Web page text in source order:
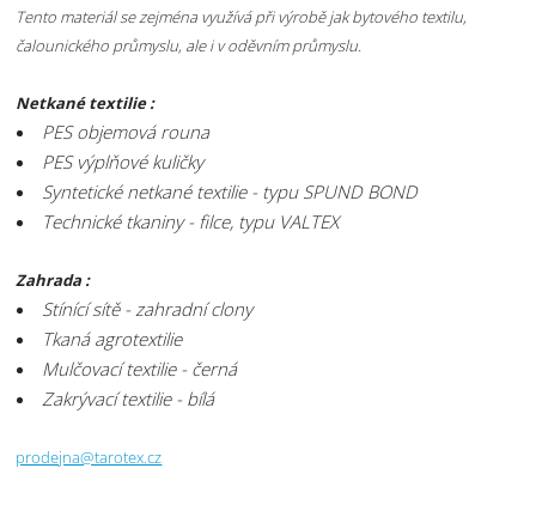
Tento materiál se zejména využívá při výrobě jak bytového textilu,
čalounického průmyslu, ale i v oděvním průmyslu.
Netkané textilie :
PES objemová rouna
PES výplňové kuličky
Syntetické netkané textilie - typu SPUND BOND
Technické tkaniny - filce, typu VALTEX
Zahrada :
Stínící sítě - zahradní clony
Tkaná agrotextilie
Mulčovací textilie - černá
Zakrývací textilie - bílá
prodejna@tarotex.cz